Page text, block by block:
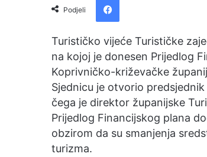
e
m
a
i
l
Podjeli
Turističko vijeće Turističke
na kojoj je donesen Prijedlog
Koprivničko-križevačke
Sjednicu je otvorio
čega je direktor županijske
Prijedlog Financijskog plana
obzirom da su smanjenja
turizma.